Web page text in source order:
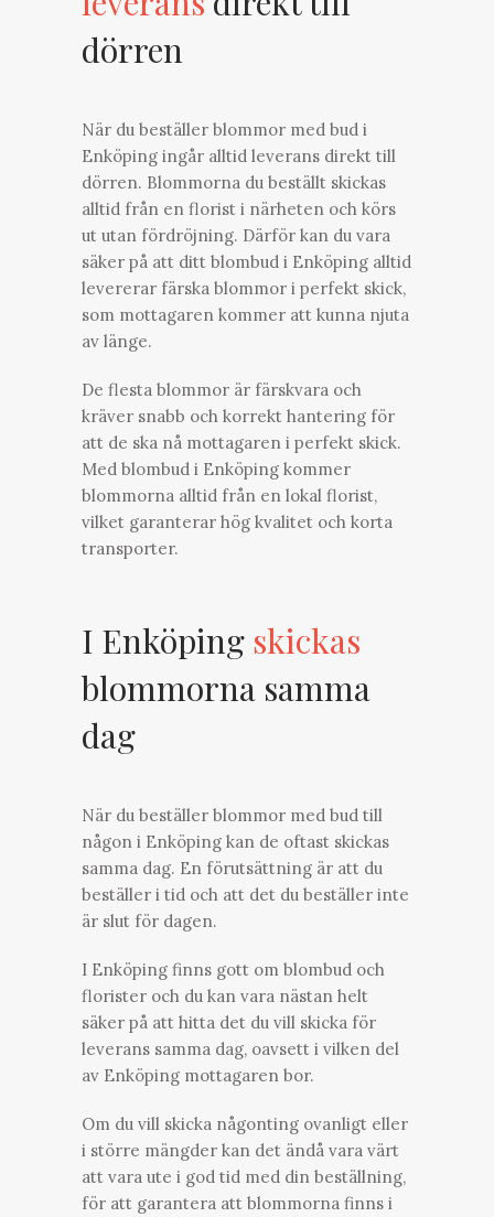
dörren
När du beställer blommor med bud i
Enköping ingår alltid leverans direkt till
dörren. Blommorna du beställt skickas
alltid från en florist i närheten och körs
ut utan fördröjning. Därför kan du vara
säker på att ditt blombud i Enköping alltid
levererar färska blommor i perfekt skick,
som mottagaren kommer att kunna njuta
av länge.
De flesta blommor är färskvara och
kräver snabb och korrekt hantering för
att de ska nå mottagaren i perfekt skick.
Med blombud i Enköping kommer
blommorna alltid från en lokal florist,
vilket garanterar hög kvalitet och korta
transporter.
I Enköping skickas
blommorna samma
dag
När du beställer blommor med bud till
någon i Enköping kan de oftast skickas
samma dag. En förutsättning är att du
beställer i tid och att det du beställer inte
är slut för dagen.
I Enköping finns gott om blombud och
florister och du kan vara nästan helt
säker på att hitta det du vill skicka för
leverans samma dag, oavsett i vilken del
av Enköping mottagaren bor.
Om du vill skicka någonting ovanligt eller
i större mängder kan det ändå vara värt
att vara ute i god tid med din beställning,
för att garantera att blommorna finns i